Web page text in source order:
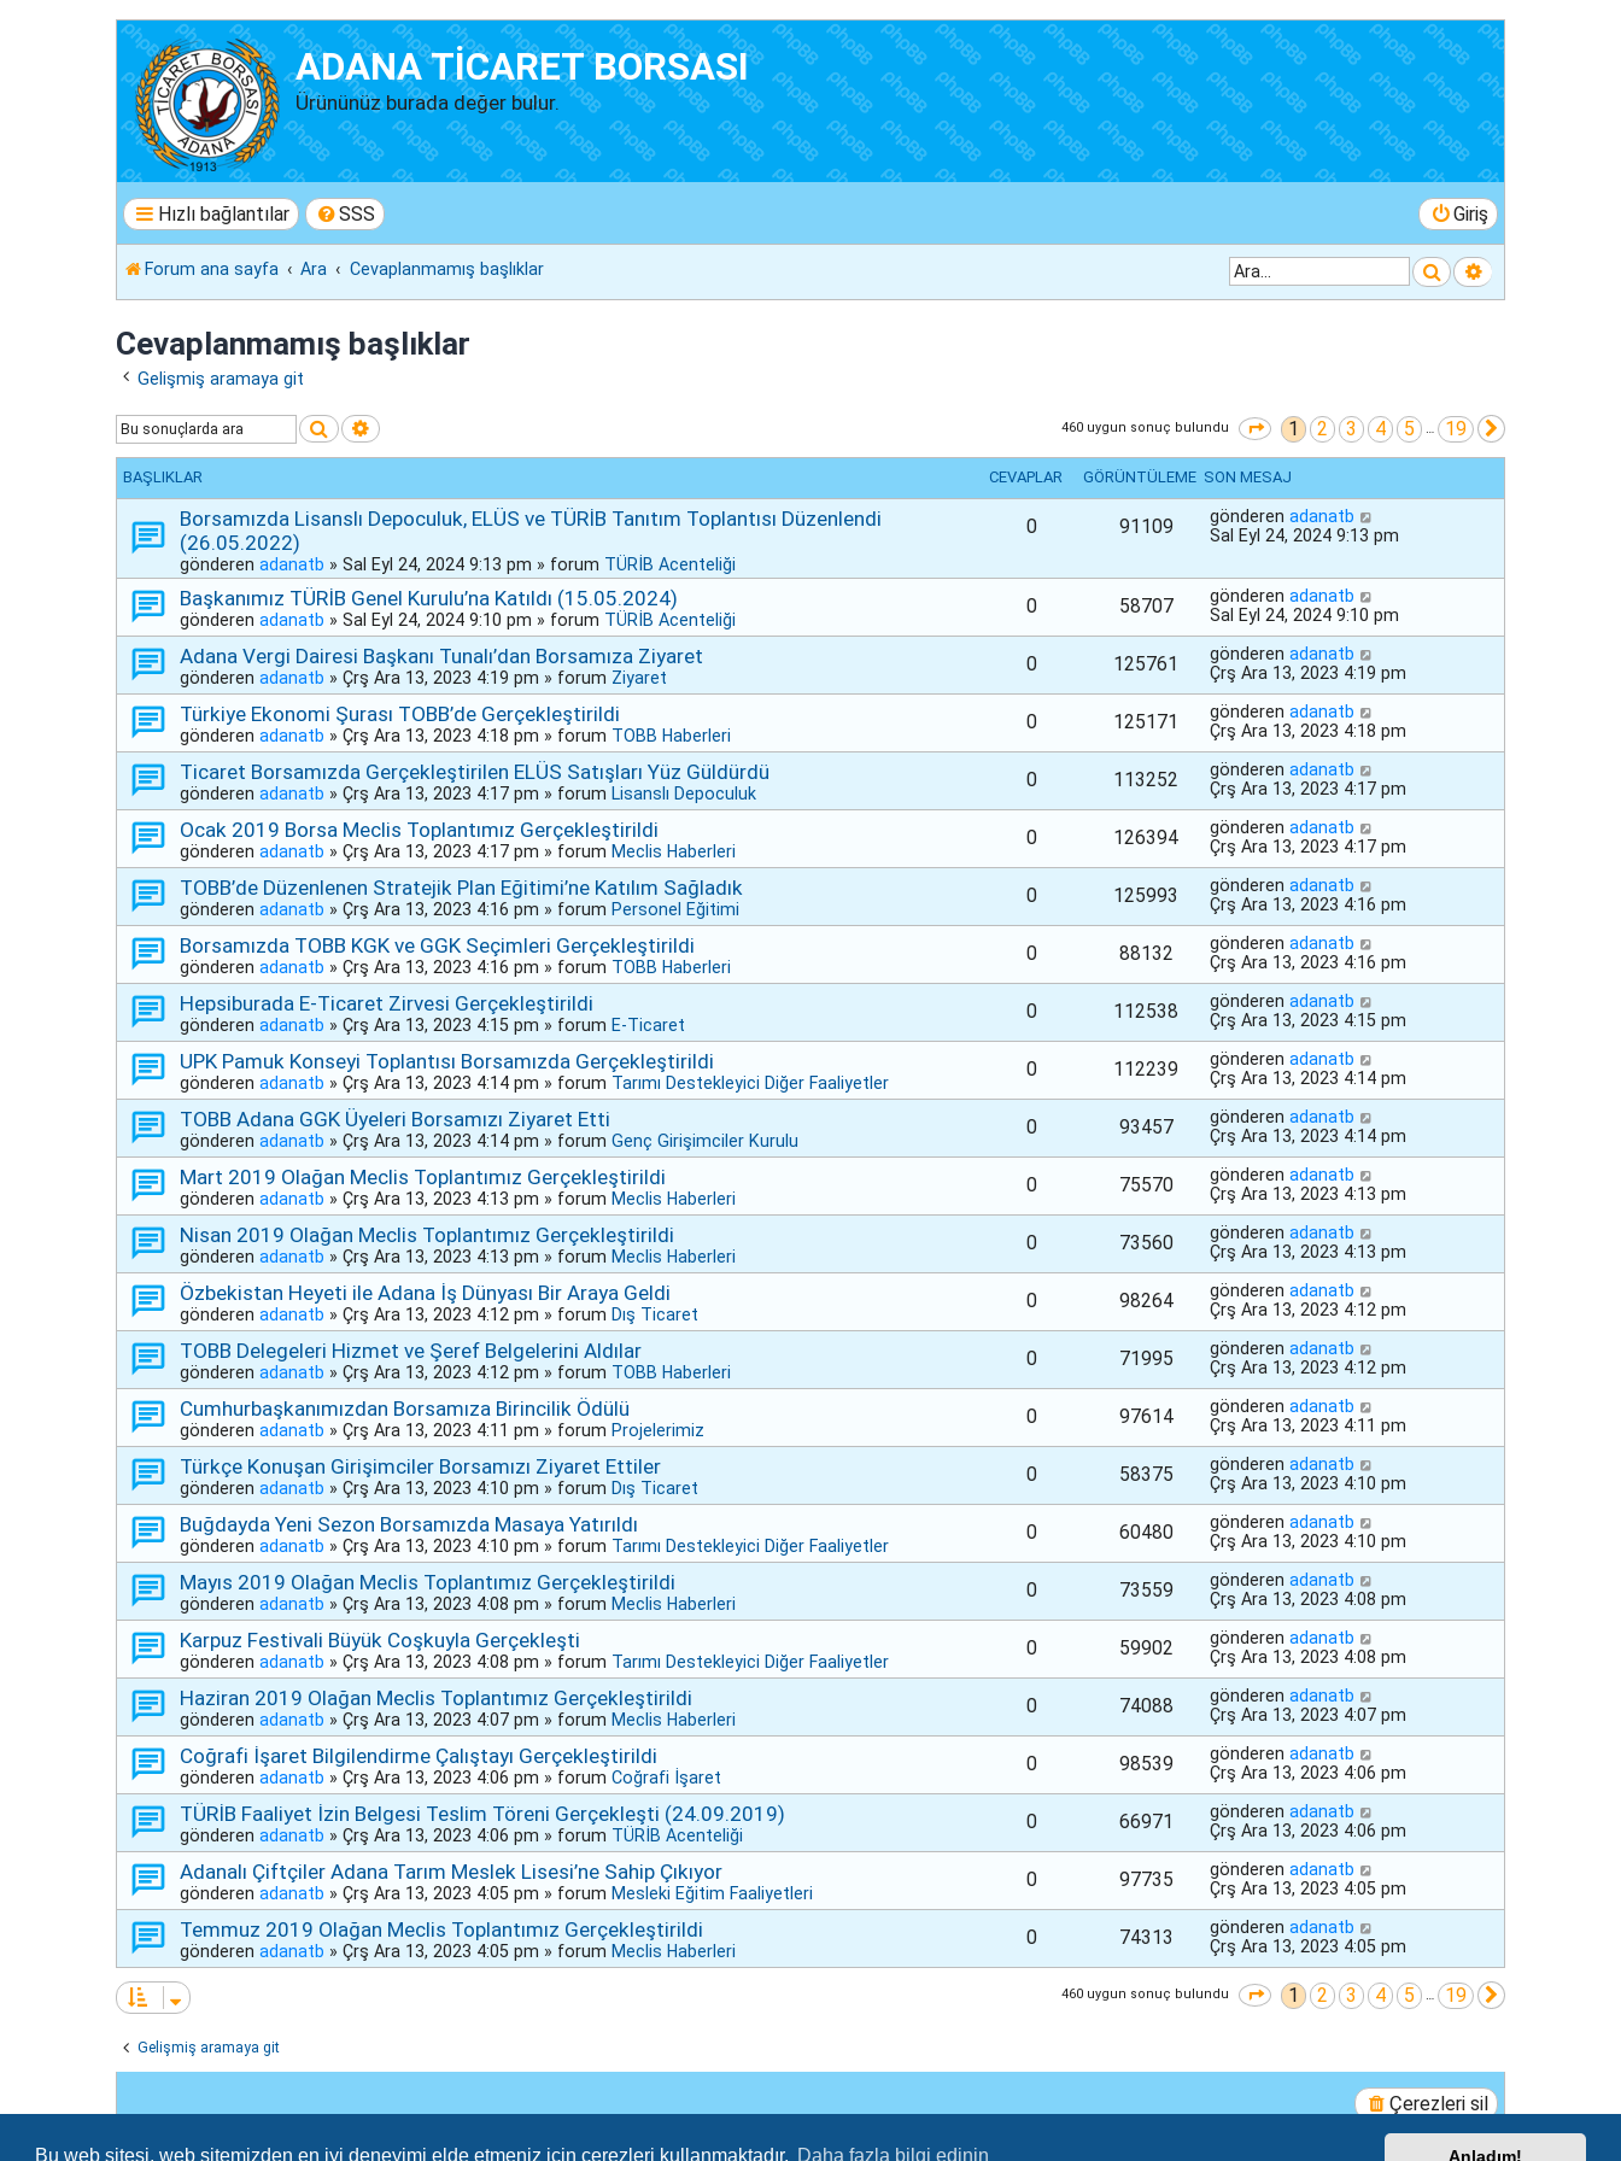
Bu web sitesi, web sitemizden en iyi deneyimi elde etmeniz için çerezleri kullanmaktadır. Daha fazla bilgi edinin Anladım!
ADANA TİCARET BORSASI
Ürününüz burada değer bulur.
Hızlı bağlantılar SSS Giriş
Forum ana sayfa Ara Cevaplanmamış başlıklar Ara Gelişmiş arama
Cevaplanmamış başlıklar
Gelişmiş aramaya git
Ara Gelişmiş arama 460 uygun sonuç bulundu 1 . sayfa (Toplam19sayfa)
1 2 3 4 5 … 19
BAŞLIKLAR CEVAPLAR GÖRÜNTÜLEME SON MESAJ
Borsamızda Lisanslı Depoculuk, ELÜS ve TÜRİB Tanıtım Toplantısı Düzenlendi
(26.05.2022)
gönderen adanatb » Sal Eyl 24, 2024 9:13 pm » forum TÜRİB Acenteliği
0 91109 gönderen adanatb
Sal Eyl 24, 2024 9:13 pm
Başkanımız TÜRİB Genel Kurulu’na Katıldı (15.05.2024)
gönderen adanatb » Sal Eyl 24, 2024 9:10 pm » forum TÜRİB Acenteliği
0 58707 gönderen adanatb
Sal Eyl 24, 2024 9:10 pm
Adana Vergi Dairesi Başkanı Tunalı’dan Borsamıza Ziyaret
gönderen adanatb » Çrş Ara 13, 2023 4:19 pm » forum Ziyaret
0 125761 gönderen adanatb
Çrş Ara 13, 2023 4:19 pm
Türkiye Ekonomi Şurası TOBB’de Gerçekleştirildi
gönderen adanatb » Çrş Ara 13, 2023 4:18 pm » forum TOBB Haberleri
0 125171 gönderen adanatb
Çrş Ara 13, 2023 4:18 pm
Ticaret Borsamızda Gerçekleştirilen ELÜS Satışları Yüz Güldürdü
gönderen adanatb » Çrş Ara 13, 2023 4:17 pm » forum Lisanslı Depoculuk
0 113252 gönderen adanatb
Çrş Ara 13, 2023 4:17 pm
Ocak 2019 Borsa Meclis Toplantımız Gerçekleştirildi
gönderen adanatb » Çrş Ara 13, 2023 4:17 pm » forum Meclis Haberleri
0 126394 gönderen adanatb
Çrş Ara 13, 2023 4:17 pm
TOBB’de Düzenlenen Stratejik Plan Eğitimi’ne Katılım Sağladık
gönderen adanatb » Çrş Ara 13, 2023 4:16 pm » forum Personel Eğitimi
0 125993 gönderen adanatb
Çrş Ara 13, 2023 4:16 pm
Borsamızda TOBB KGK ve GGK Seçimleri Gerçekleştirildi
gönderen adanatb » Çrş Ara 13, 2023 4:16 pm » forum TOBB Haberleri
0 88132 gönderen adanatb
Çrş Ara 13, 2023 4:16 pm
Hepsiburada E-Ticaret Zirvesi Gerçekleştirildi
gönderen adanatb » Çrş Ara 13, 2023 4:15 pm » forum E-Ticaret
0 112538 gönderen adanatb
Çrş Ara 13, 2023 4:15 pm
UPK Pamuk Konseyi Toplantısı Borsamızda Gerçekleştirildi
gönderen adanatb » Çrş Ara 13, 2023 4:14 pm » forum Tarımı Destekleyici Diğer Faaliyetler
0 112239 gönderen adanatb
Çrş Ara 13, 2023 4:14 pm
TOBB Adana GGK Üyeleri Borsamızı Ziyaret Etti
gönderen adanatb » Çrş Ara 13, 2023 4:14 pm » forum Genç Girişimciler Kurulu
0 93457 gönderen adanatb
Çrş Ara 13, 2023 4:14 pm
Mart 2019 Olağan Meclis Toplantımız Gerçekleştirildi
gönderen adanatb » Çrş Ara 13, 2023 4:13 pm » forum Meclis Haberleri
0 75570 gönderen adanatb
Çrş Ara 13, 2023 4:13 pm
Nisan 2019 Olağan Meclis Toplantımız Gerçekleştirildi
gönderen adanatb » Çrş Ara 13, 2023 4:13 pm » forum Meclis Haberleri
0 73560 gönderen adanatb
Çrş Ara 13, 2023 4:13 pm
Özbekistan Heyeti ile Adana İş Dünyası Bir Araya Geldi
gönderen adanatb » Çrş Ara 13, 2023 4:12 pm » forum Dış Ticaret
0 98264 gönderen adanatb
Çrş Ara 13, 2023 4:12 pm
TOBB Delegeleri Hizmet ve Şeref Belgelerini Aldılar
gönderen adanatb » Çrş Ara 13, 2023 4:12 pm » forum TOBB Haberleri
0 71995 gönderen adanatb
Çrş Ara 13, 2023 4:12 pm
Cumhurbaşkanımızdan Borsamıza Birincilik Ödülü
gönderen adanatb » Çrş Ara 13, 2023 4:11 pm » forum Projelerimiz
0 97614 gönderen adanatb
Çrş Ara 13, 2023 4:11 pm
Türkçe Konuşan Girişimciler Borsamızı Ziyaret Ettiler
gönderen adanatb » Çrş Ara 13, 2023 4:10 pm » forum Dış Ticaret
0 58375 gönderen adanatb
Çrş Ara 13, 2023 4:10 pm
Buğdayda Yeni Sezon Borsamızda Masaya Yatırıldı
gönderen adanatb » Çrş Ara 13, 2023 4:10 pm » forum Tarımı Destekleyici Diğer Faaliyetler
0 60480 gönderen adanatb
Çrş Ara 13, 2023 4:10 pm
Mayıs 2019 Olağan Meclis Toplantımız Gerçekleştirildi
gönderen adanatb » Çrş Ara 13, 2023 4:08 pm » forum Meclis Haberleri
0 73559 gönderen adanatb
Çrş Ara 13, 2023 4:08 pm
Karpuz Festivali Büyük Coşkuyla Gerçekleşti
gönderen adanatb » Çrş Ara 13, 2023 4:08 pm » forum Tarımı Destekleyici Diğer Faaliyetler
0 59902 gönderen adanatb
Çrş Ara 13, 2023 4:08 pm
Haziran 2019 Olağan Meclis Toplantımız Gerçekleştirildi
gönderen adanatb » Çrş Ara 13, 2023 4:07 pm » forum Meclis Haberleri
0 74088 gönderen adanatb
Çrş Ara 13, 2023 4:07 pm
Coğrafi İşaret Bilgilendirme Çalıştayı Gerçekleştirildi
gönderen adanatb » Çrş Ara 13, 2023 4:06 pm » forum Coğrafi İşaret
0 98539 gönderen adanatb
Çrş Ara 13, 2023 4:06 pm
TÜRİB Faaliyet İzin Belgesi Teslim Töreni Gerçekleşti (24.09.2019)
gönderen adanatb » Çrş Ara 13, 2023 4:06 pm » forum TÜRİB Acenteliği
0 66971 gönderen adanatb
Çrş Ara 13, 2023 4:06 pm
Adanalı Çiftçiler Adana Tarım Meslek Lisesi’ne Sahip Çıkıyor
gönderen adanatb » Çrş Ara 13, 2023 4:05 pm » forum Mesleki Eğitim Faaliyetleri
0 97735 gönderen adanatb
Çrş Ara 13, 2023 4:05 pm
Temmuz 2019 Olağan Meclis Toplantımız Gerçekleştirildi
gönderen adanatb » Çrş Ara 13, 2023 4:05 pm » forum Meclis Haberleri
0 74313 gönderen adanatb
Çrş Ara 13, 2023 4:05 pm
460 uygun sonuç bulundu 1 . sayfa (Toplam19sayfa)
1 2 3 4 5 … 19
Gelişmiş aramaya git
Çerezleri sil
TUM HAKLARI SAKLIDIR.ADANA TICARET BORSASI